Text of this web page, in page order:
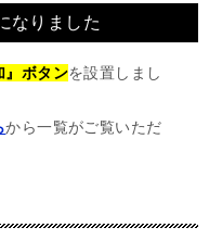
なりました
』ボタンを設置しまし
から一覧がご覧いただ